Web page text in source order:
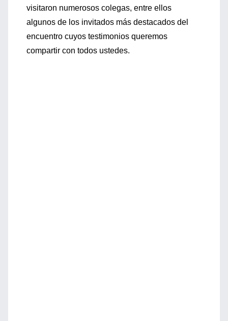
visitaron numerosos colegas, entre ellos
algunos de los invitados más destacados del
encuentro cuyos testimonios queremos
compartir con todos ustedes.